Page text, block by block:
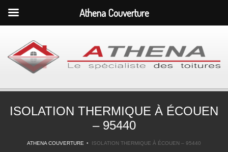
ISOLATION THERMIQUE À ÉCOUEN
– 95440
ATHENA COUVERTURE ISOLATION THERMIQUE À ÉCOUEN – 95440
Athena Couverture